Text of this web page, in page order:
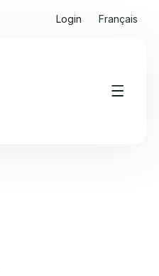
Login Français